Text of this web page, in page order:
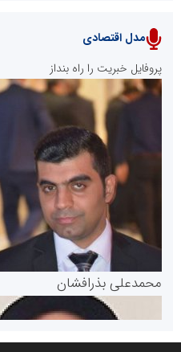
پایگاه خبری نهضت ملی مسکن
پایگاه خبری گفتمان یزد
سازمان بورس و اوراق بهادار
مرجع اخبار موثق در بازارسرمایه
مدل اقتصادی
پروفایل خبریت را راه بنداز
محمدعلی بذرافشان